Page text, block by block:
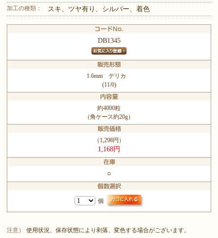
加工の種類： スキ、ツヤ有り、シルバー、着色
DB1345
1.6mm デリカ
(11/0)
約4000粒
（角ケース約20g）
（1,298円）
1,168円
○
個
注意） 使用状況、保存状態により剥落、変色する場合がございます。